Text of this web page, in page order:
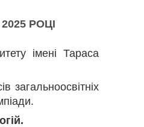
РОЦІ
імені Тараса
загальноосвітніх